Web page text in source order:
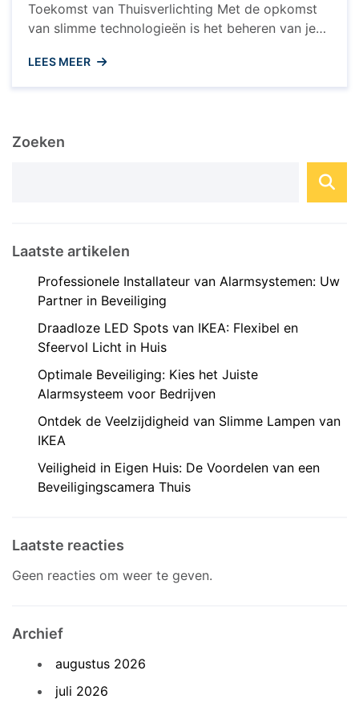
Toekomst van Thuisverlichting Met de opkomst
van slimme technologieën is het beheren van je
Verlichting via wifi biedt een scala aan voordelen
en mogelijkheden die traditionele
LED-lampen en armaturen ...
LEES MEER
Zoeken
Laatste artikelen
Professionele Installateur van Alarmsystemen: Uw
Partner in Beveiliging
Draadloze LED Spots van IKEA: Flexibel en
Sfeervol Licht in Huis
Optimale Beveiliging: Kies het Juiste
Alarmsysteem voor Bedrijven
Ontdek de Veelzijdigheid van Slimme Lampen van
IKEA
Veiligheid in Eigen Huis: De Voordelen van een
Beveiligingscamera Thuis
Laatste reacties
Geen reacties om weer te geven.
Archief
augustus 2026
juli 2026